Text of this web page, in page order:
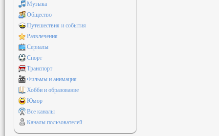
Музыка
Общество
Путешествия и события
Развлечения
Сериалы
Спорт
Транспорт
Фильмы и анимация
Хобби и образование
Юмор
Все каналы
Каналы пользователей